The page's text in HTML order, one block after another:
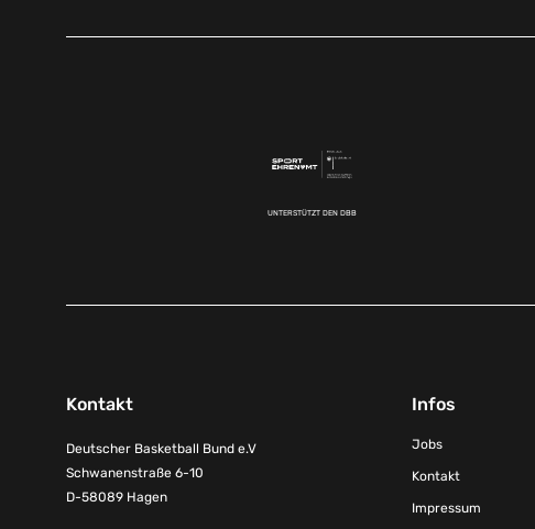
UNTERSTÜTZT DEN DBB
Kontakt
Deutscher Basketball Bund e.V
Schwanenstraße 6-10
D-58089 Hagen
Infos
Jobs
Kontakt
Impressum